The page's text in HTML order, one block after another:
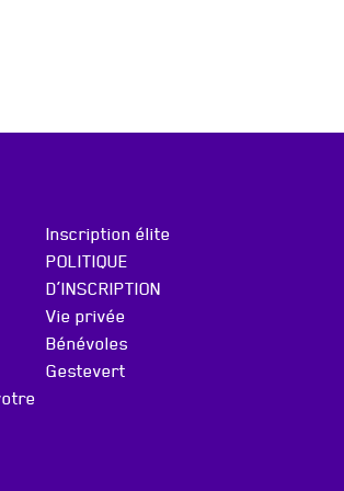
Inscription élite
POLITIQUE
D’INSCRIPTION
Vie privée
Bénévoles
Gestevert